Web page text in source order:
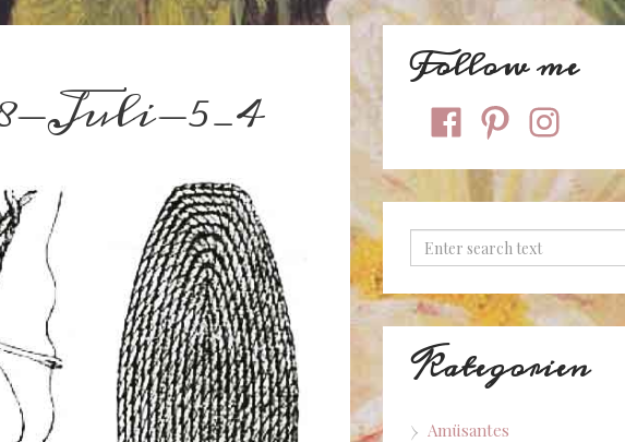
Juli-5_4
Follow me
facebookpinterestinstagram
Kategorien
Amüsantes